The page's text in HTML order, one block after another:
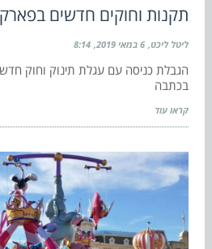
תקנות וחוקים חדשים
ליטל ליכט 6 במאי 2019 8:14
הגבלת כניסה עם עגלת תינוק וחוק
בכתבה
קראו עוד